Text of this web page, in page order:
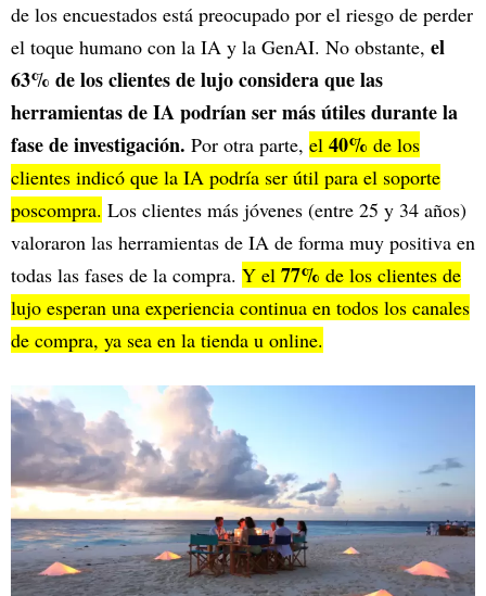
de los encuestados está preocupado por el riesgo de perder
el toque humano con la IA y la GenAI. No obstante, el
63% de los clientes de lujo considera que las
herramientas de IA podrían ser más útiles durante la
fase de investigación. Por otra parte, el 40% de los
clientes indicó que la IA podría ser útil para el soporte
poscompra. Los clientes más jóvenes (entre 25 y 34 años)
valoraron las herramientas de IA de forma muy positiva en
todas las fases de la compra. Y el 77% de los clientes de
lujo esperan una experiencia continua en todos los canales
de compra, ya sea en la tienda u online.